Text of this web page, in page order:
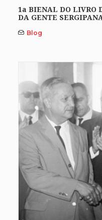
1a BIENAL DO LIVRO
DA GENTE
Blog